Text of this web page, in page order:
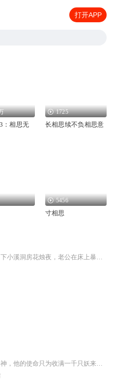
打开APP
：相思无
1725
长相思续不负相思意
5456
寸相思